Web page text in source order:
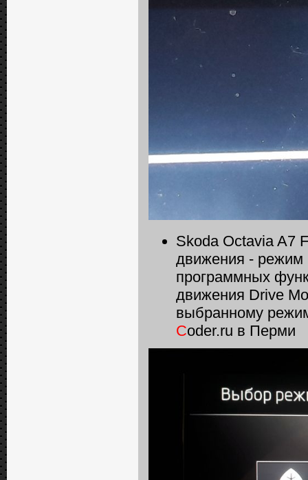
Skoda Octavia A7
движения - режим
программных
движения Drive
выбранному
Coder.ru в Перми